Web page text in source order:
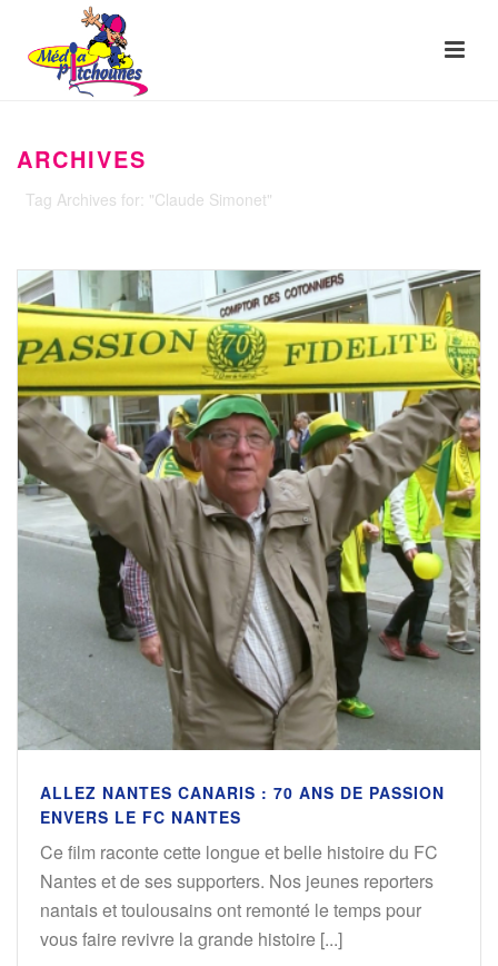
ARCHIVES
Tag Archives for: "Claude Simonet"
ALLEZ NANTES CANARIS : 70 ANS DE PASSION
ENVERS LE FC NANTES
Ce film raconte cette longue et belle histoire du FC
Nantes et de ses supporters. Nos jeunes reporters
nantais et toulousains ont remonté le temps pour
vous faire revivre la grande histoire [...]